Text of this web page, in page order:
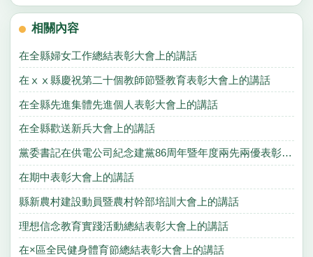
相關內容
在全縣婦女工作總結表彰大會上的講話
在ⅹⅹ縣慶祝第二十個教師節暨教育表彰大會上的講話
在全縣先進集體先進個人表彰大會上的講話
在全縣歡送新兵大會上的講話
黨委書記在供電公司紀念建黨86周年暨年度兩先兩優表彰大會上的講話
在期中表彰大會上的講話
縣新農村建設動員暨農村幹部培訓大會上的講話
理想信念教育實踐活動總結表彰大會上的講話
在×區全民健身體育節總結表彰大會上的講話